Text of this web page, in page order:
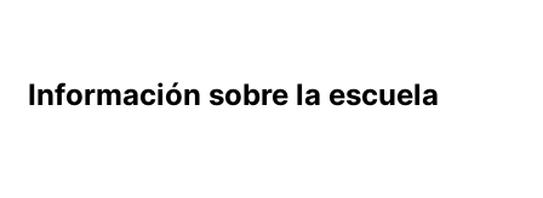
Información sobre la escuela